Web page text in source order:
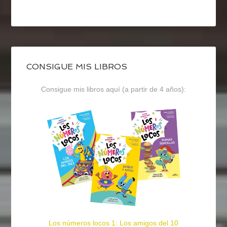
CONSIGUE MIS LIBROS
Consigue mis libros aquí (a partir de 4 años):
Los números locos 1: Los amigos del 10